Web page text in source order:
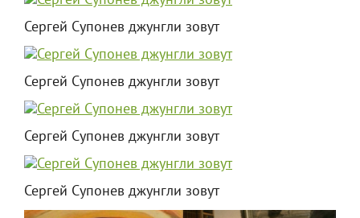
Сергей Супонев джунгли зовут
Сергей Супонев джунгли зовут
Сергей Супонев джунгли зовут
Сергей Супонев джунгли зовут